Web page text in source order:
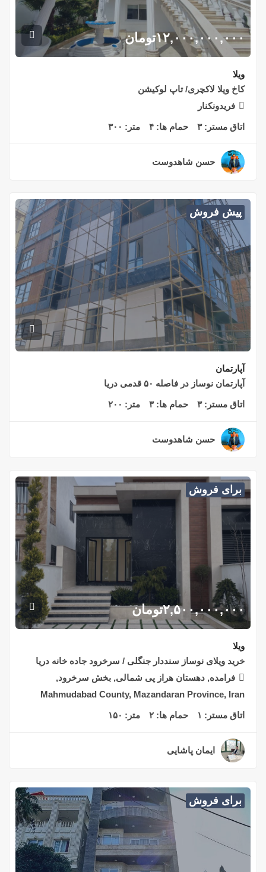
۱۲,۰۰۰,۰۰۰,۰۰۰تومان
ویلا
کاخ ویلا لاکچری/ تاپ لوکیشن
فریدونکنار
اتاق مستر:۳ حمام ها: ۴ متر: ۳۰۰
حسن شاهدوست
پیش فروش
آپارتمان
آپارتمان نوساز در فاصله ۵۰ قدمی دریا
اتاق مستر:۳ حمام ها:۳ متر: ۲۰۰
حسن شاهدوست
برای فروش
۲,۵۰۰,۰۰۰,۰۰۰تومان
ویلا
خرید ویلای نوساز سنددار جنگلی / سرخرود جاده خانه دریا
فرامده, دهستان هراز پی شمالی, بخش سرخرود,
Mahmudabad County, Mazandaran Province, Iran
اتاق مستر: ۱ حمام ها: ۲ متر: ۱۵۰
ایمان پاشایی
برای فروش